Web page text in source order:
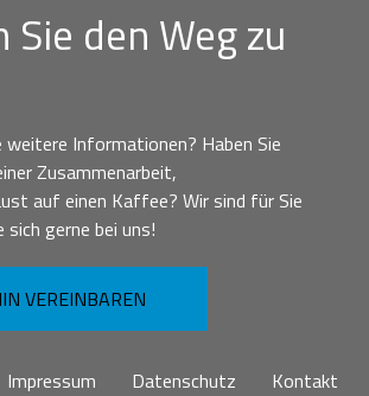
Sie den Weg zu
weitere Informationen? Haben Sie
Zusammenarbeit,
auf einen Kaffee? Wir sind für Sie
sich gerne bei uns!
VEREINBAREN
Impressum Datenschutz Kontakt